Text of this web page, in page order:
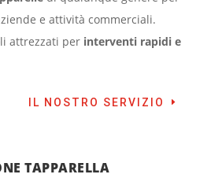
e attività commerciali.
attrezzati per interventi rapidi e
IL NOSTRO SERVIZIO
TAPPARELLA